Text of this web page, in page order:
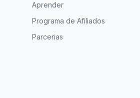
Aprender
Programa de Afiliados
Parcerias